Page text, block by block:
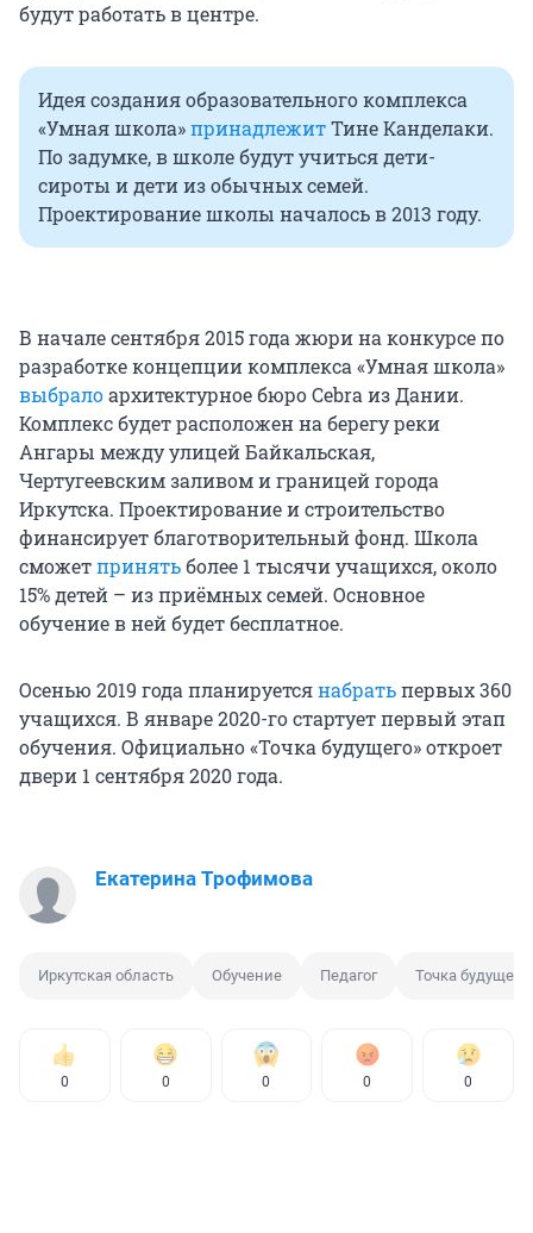
будут работать в центре.
Идея создания образовательного комплекса
«Умная школа»принадлежитТине Канделаки.
По задумке, в школе будут учиться дети-
сироты и дети из обычных семей.
Проектирование школы началось в 2013 году.
В начале сентября 2015 года жюри на конкурсе по
разработке концепции комплекса «Умная школа»
выбралоархитектурное бюро Cebra из Дании.
Комплекс будет расположен на берегу реки
Ангары между улицей Байкальская,
Чертугеевским заливом и границей города
Иркутска. Проектирование и строительство
финансирует благотворительный фонд. Школа
сможетпринятьболее 1 тысячи учащихся, около
15% детей – из приёмных семей. Основное
обучение в ней будет бесплатное.
Осенью 2019 года планируетсянабратьпервых 360
учащихся. В январе 2020-го стартует первый этап
обучения. Официально «Точка будущего» откроет
двери 1 сентября 2020 года.
Екатерина Трофимова
Иркутская область Обучение Педагог Точка будущего
0 0 0 0 0